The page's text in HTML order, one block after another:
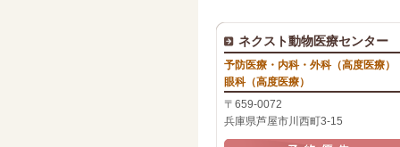
ネクスト動物医療センター
予防医療・内科・外科（高度医療）
眼科（高度医療）
〒659-0072
兵庫県芦屋市川西町3-15